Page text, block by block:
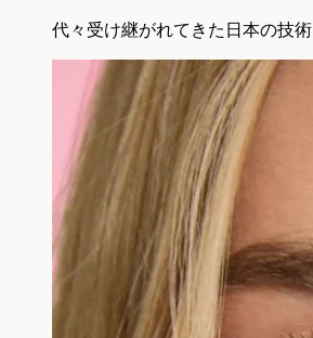
代々受け継がれてきた日本の技術